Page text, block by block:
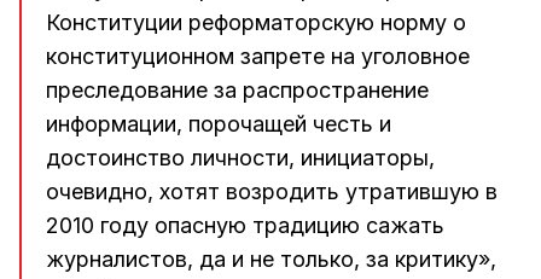
Конституции реформаторскую норму о
конституционном запрете на уголовное
преследование за распространение
информации, порочащей честь и
достоинство личности, инициаторы,
очевидно, хотят возродить утратившую в
2010 году опасную традицию сажать
журналистов, да и не только, за критику»,